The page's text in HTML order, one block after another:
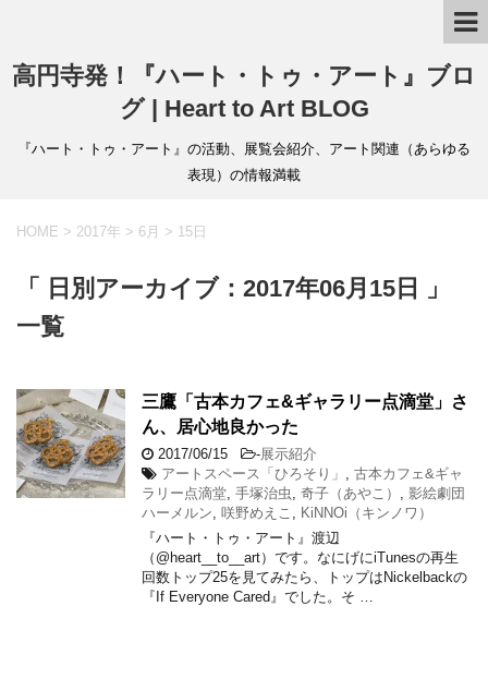
高円寺発！『ハート・トゥ・アート』ブロ
グ | Heart to Art BLOG
『ハート・トゥ・アート』の活動、展覧会紹介、アート関連（あらゆる
表現）の情報満載
HOME > 2017年 > 6月 > 15日
「 日別アーカイブ：2017年06月15日 」
一覧
三鷹「古本カフェ&ギャラリー点滴堂」さ
ん、居心地良かった
2017/06/15 -展示紹介
アートスペース「ひろそり」
古本カフェ&ギャ
ラリー点滴堂 手塚治虫 奇子（あやこ）
影絵劇団
ハーメルン 咲野めえこ
KiNNOi（キンノワ）
『ハート・トゥ・アート』渡辺
（@heart__to__art）です。なにげにiTunesの再生
回数トップ25を見てみたら、トップはNickelbackの
『If Everyone Cared』でした。そ …